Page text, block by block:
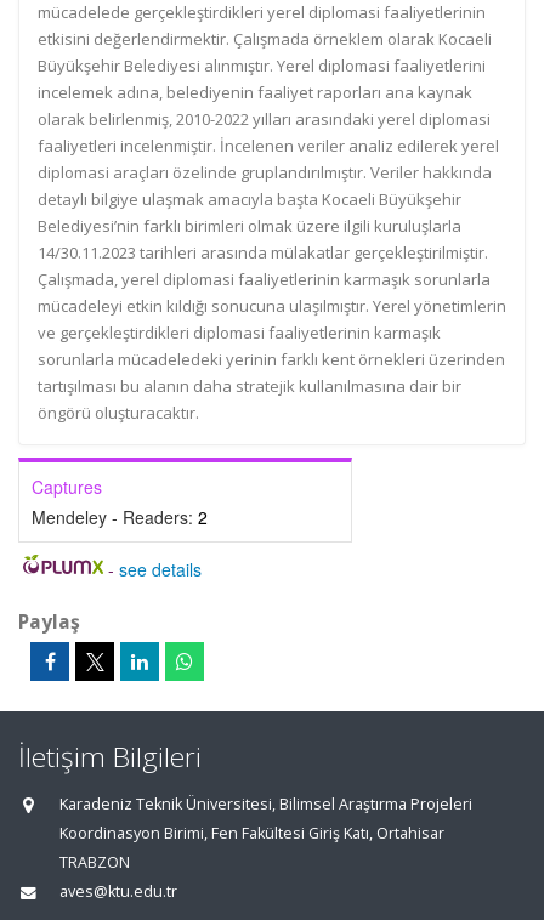
mücadelede gerçekleştirdikleri yerel diplomasi faaliyetlerinin
etkisini değerlendirmektir. Çalışmada örneklem olarak Kocaeli
Büyükşehir Belediyesi alınmıştır. Yerel diplomasi faaliyetlerini
incelemek adına, belediyenin faaliyet raporları ana kaynak
olarak belirlenmiş, 2010-2022 yılları arasındaki yerel diplomasi
faaliyetleri incelenmiştir. İncelenen veriler analiz edilerek yerel
diplomasi araçları özelinde gruplandırılmıştır. Veriler hakkında
detaylı bilgiye ulaşmak amacıyla başta Kocaeli Büyükşehir
Belediyesi’nin farklı birimleri olmak üzere ilgili kuruluşlarla
14/30.11.2023 tarihleri arasında mülakatlar gerçekleştirilmiştir.
Çalışmada, yerel diplomasi faaliyetlerinin karmaşık sorunlarla
mücadeleyi etkin kıldığı sonucuna ulaşılmıştır. Yerel yönetimlerin
ve gerçekleştirdikleri diplomasi faaliyetlerinin karmaşık
sorunlarla mücadeledeki yerinin farklı kent örnekleri üzerinden
tartışılması bu alanın daha stratejik kullanılmasına dair bir
öngörü oluşturacaktır.
Captures
Mendeley - Readers: 2
- see details
Paylaş
İletişim Bilgileri
Karadeniz Teknik Üniversitesi, Bilimsel Araştırma Projeleri
Koordinasyon Birimi, Fen Fakültesi Giriş Katı, Ortahisar
TRABZON
aves@ktu.edu.tr